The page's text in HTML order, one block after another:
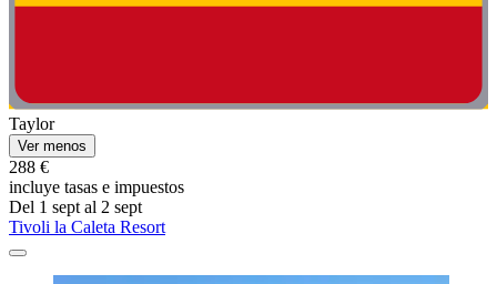
Taylor
Ver menos
288 €
incluye tasas e impuestos
Del 1 sept al 2 sept
Tivoli la Caleta Resort